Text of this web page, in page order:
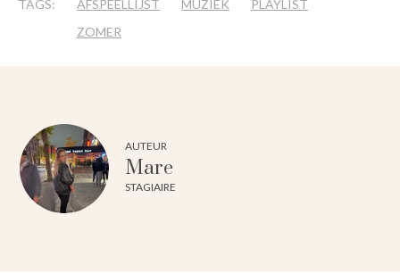
TAGS: AFSPEELLIJST MUZIEK
PLAYLIST
ZOMER
AUTEUR
Mare
STAGIAIRE